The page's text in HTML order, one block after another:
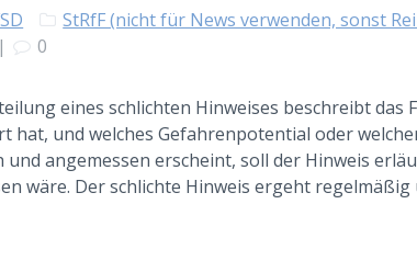
StRfF (nicht für News verwenden, sonst
| 0
eines schlichten Hinweises beschreibt das
hat, und welches Gefahrenpotential oder
und angemessen erscheint, soll der Hinweis
wäre. Der schlichte Hinweis ergeht